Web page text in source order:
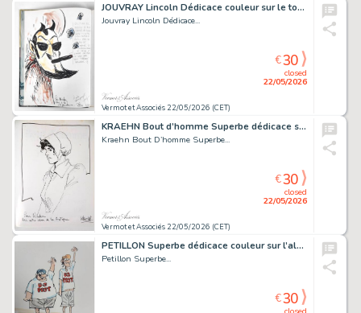
JOUVRAY Lincoln Dédicace couleur sur le tome 1 en édition...
Jouvray Lincoln Dédicace...
Vermot et Associés 22/05/2026 (CET)
closed
22/05/2026
€30
KRAEHN Bout d’homme Superbe dédicace sur l’intégrale...
Kraehn Bout D’homme Superbe...
Vermot et Associés 22/05/2026 (CET)
closed
22/05/2026
€30
PETILLON Superbe dédicace couleur sur l’album Triomphe...
Petillon Superbe...
€30